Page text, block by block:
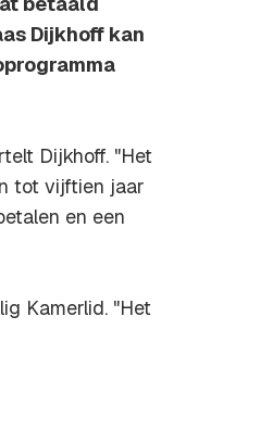
Dijkhoff kan
Dijkhoff. "Het
tot vijftien jaar
en een
Kamerlid. "Het